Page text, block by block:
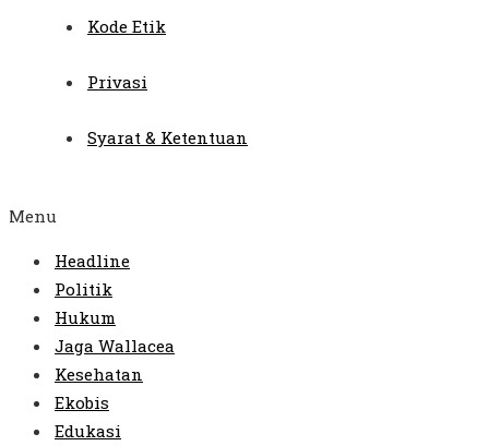
Kode Etik
Privasi
Syarat & Ketentuan
Menu
Headline
Politik
Hukum
Jaga Wallacea
Kesehatan
Ekobis
Edukasi